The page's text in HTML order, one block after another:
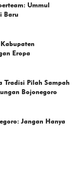
Ummul
Baru
Eropa
Tradisi Pilah Sampah
Bojonegoro
Jangan Hanya